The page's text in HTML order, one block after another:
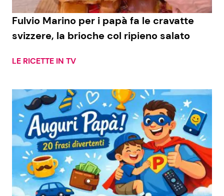
Benessere
Casa
Moda e Style
Mondo Mamma
News benessere
Salute
Viaggi e Turismo
Cucina e Ricette
Consigli di Cucina
Le Ricette in TV
Primi Piatti
Ricette Facili e Veloci
Ricette Feste
Fulvio Marino per i papà fa le cravatte
svizzere, la brioche col ripieno salato
LE RICETTE IN TV